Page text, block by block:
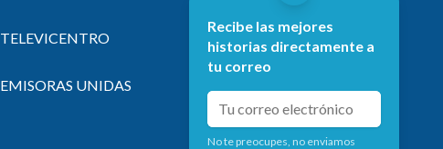
TELEVICENTRO
EMISORAS UNIDAS
Recibe las mejores
historias directamente a
tu correo
No te preocupes, no enviamos